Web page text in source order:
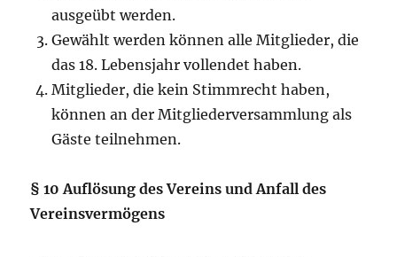
ausgeübt werden.
Gewählt werden können alle Mitglieder, die
das 18. Lebensjahr vollendet haben.
Mitglieder, die kein Stimmrecht haben,
können an der Mitgliederversammlung als
Gäste teilnehmen.
§ 10 Auflösung des Vereins und Anfall des
Vereinsvermögens